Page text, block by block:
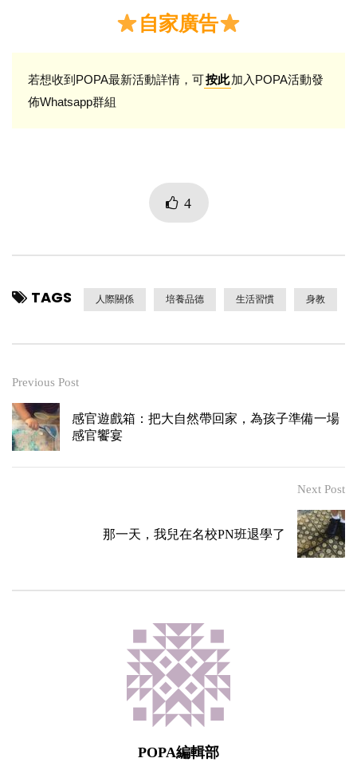
自家廣告
若想收到POPA最新活動詳情，可按此加入POPA活動發
佈Whatsapp群組
4
TAGS 人際關係 培養品德 生活習慣 身教
Previous Post
感官遊戲箱：把大自然帶回家，為孩子準備一場
感官饗宴
Next Post
那一天，我兒在名校PN班退學了
POPA編輯部